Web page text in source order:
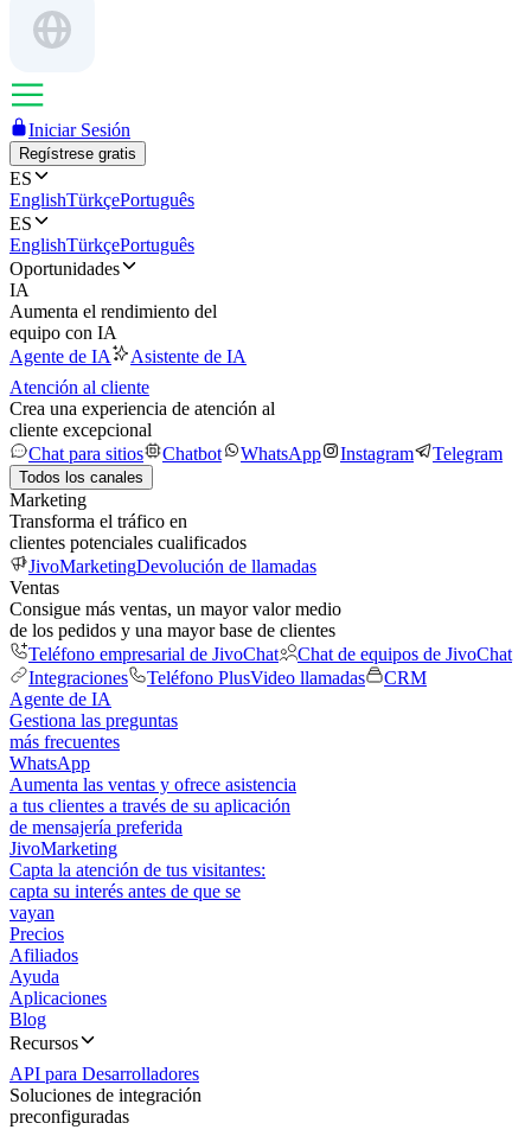
Iniciar Sesión
Regístrese gratis
ES
EnglishTürkçePortuguês
ES
EnglishTürkçePortuguês
Oportunidades
IA
Aumenta el rendimiento del
equipo con IA
Agente de IA
Asistente de IA
Atención al cliente
Crea una experiencia de atención al
cliente excepcional
Chat para sitios
Chatbot WhatsApp Instagram Telegram
Todos los canales
Marketing
Transforma el tráfico en
clientes potenciales cualificados
JivoMarketingDevolución de llamadas
Ventas
Consigue más ventas, un mayor valor medio
de los pedidos y una mayor base de clientes
Teléfono empresarial de JivoChat
Chat de equipos de JivoChat
Integraciones
Teléfono PlusVideo llamadas
CRM
Agente de IA
Gestiona las preguntas
más frecuentes
WhatsApp
Aumenta las ventas y ofrece asistencia
a tus clientes a través de su aplicación
de mensajería preferida
JivoMarketing
Capta la atención de tus visitantes:
capta su interés antes de que se
vayan
Precios
Afiliados
Ayuda
Aplicaciones
Blog
Recursos
API para Desarrolladores
Soluciones de integración
preconfiguradas